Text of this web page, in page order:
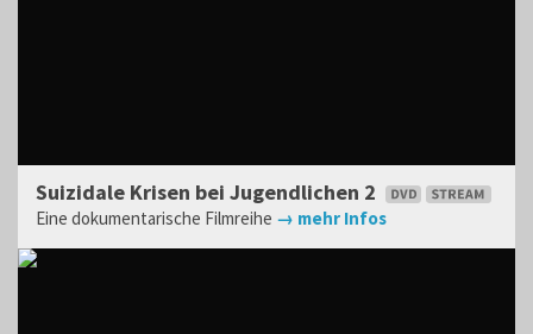
Suizidale Krisen bei Jugendlichen 2
Eine dokumentarische Filmreihe → mehr Infos